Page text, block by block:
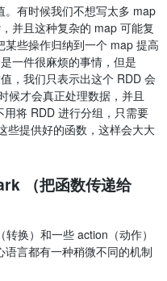
有时候我们不想写太多 map
并且这种复杂的 map 可能复
某些操作归纳到一个 map 提高
一件很麻烦的事情，但是
，我们只表示出这个 RDD 会
候才会真正处理数据，并且
将 RDD 进行分组，只需要
些提供好的函数，这样会大大
（把函数传递给
换）和一些 action（动作）
言都有一种稍微不同的机制